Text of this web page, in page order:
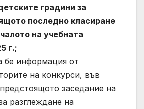
градини за
последно класиране
на учебната
г.;
бе информация от
на конкурси, във
заседание на
разглеждане на